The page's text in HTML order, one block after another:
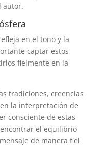
autor.
en el tono y la
captar estos
fielmente en la
tradiciones, creencias
la interpretación de
consciente de estas
el equilibrio
de manera fiel